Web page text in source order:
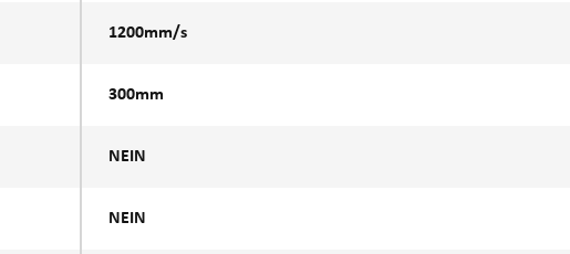
1200mm/s
300mm
NEIN
NEIN